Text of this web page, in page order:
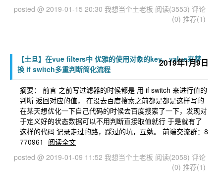
posted @ 2019-01-15 20:30 我想当个土老板 阅读(3553) 评论
(0) 推荐(1)
2019年1月9日
【土旦】在vue filters中 优雅的使用对象的key、value来替
换 if switch多重判断简化流程
摘要： 前言 之前写过滤器的时候都是 用 if switch 来进行值的
判断 返回对应的值， 在没去百度搜索之前都是都是这样写的
在某天想优化一下自己代码的时候去百度搜索了一下，发现对
于定义好的状态数据可以不用判断直接取值就行 于是就有了
这样的代码 记录走过的路，踩过的坑，互勉。 前端交流群：8
770961
阅读全文
posted @ 2019-01-09 11:52 我想当个土老板 阅读(2058) 评论
(0) 推荐(1)